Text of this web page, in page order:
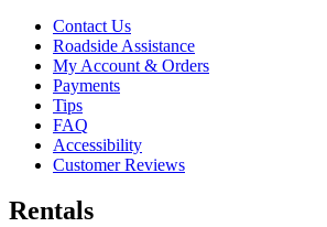
Contact Us
Roadside Assistance
My Account & Orders
Payments
Tips
FAQ
Accessibility
Customer Reviews
Rentals